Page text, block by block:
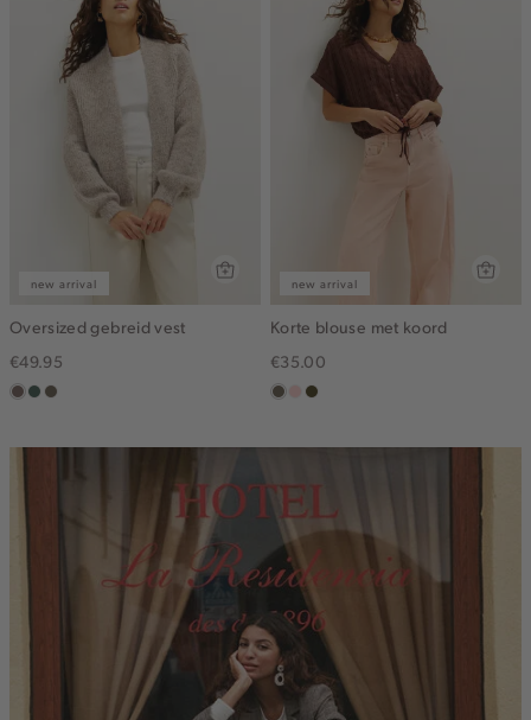
new arrival
Oversized gebreid vest
€49.95
taupe
groen,
bruin
new arrival
Korte blouse met koord
€35.00
middenbruin
pinkgroen,
midden